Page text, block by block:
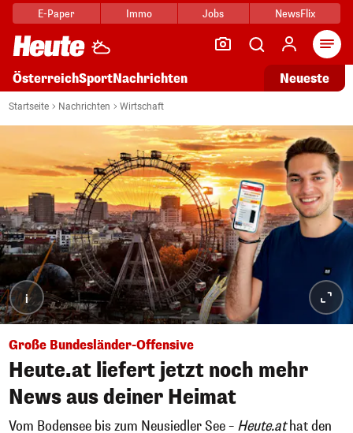
E-Paper Immo Jobs NewsFlix
ÖsterreichSportNachrichten Neueste
Startseite Nachrichten Wirtschaft
i
Große Bundesländer-Offensive
Heute.at liefert jetzt noch mehr
News aus deiner Heimat
Vom Bodensee bis zum Neusiedler See – Heute.athat den